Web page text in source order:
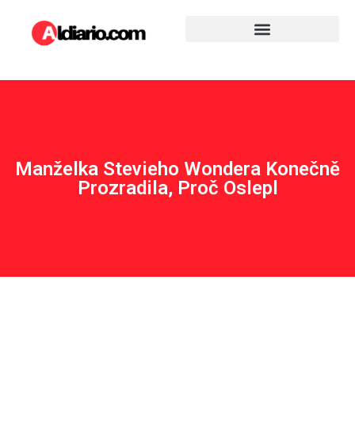
Manželka Stevieho Wondera Konečně
Prozradila, Proč Oslepl